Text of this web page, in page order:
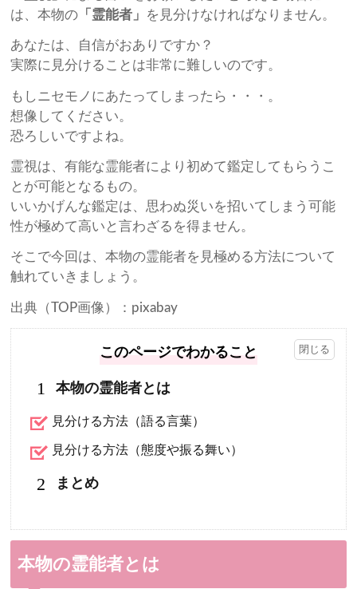
は、本物の 「霊能者」 を見分けなければなりません。
あなたは、自信がおありですか？
実際に見分けることは非常に難しいのです。
もしニセモノにあたってしまったら・・・。
想像してください。
恐ろしいですよね。
霊視は、有能な霊能者により初めて鑑定してもらうこ
とが可能となるもの。
いいかげんな鑑定は、思わぬ災いを招いてしまう可能
性が極めて高いと言わざるを得ません。
そこで今回は、本物の霊能者を見極める方法について
触れていきましょう。
出典（TOP画像）：pixabay
このページでわかること
1 本物の霊能者とは
見分ける方法（語る言葉）
見分ける方法（態度や振る舞い）
2 まとめ
本物の霊能者とは